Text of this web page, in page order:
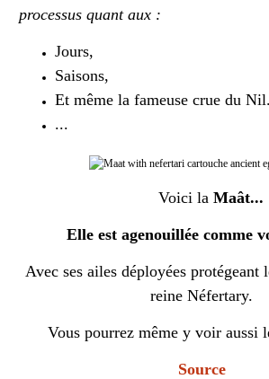
processus quant aux :
Jours,
Saisons,
Et même la fameusecrue du Nil.
...
Voici la Maât...
Elle est agenouillée comme
Avec ses ailes déployées protégeant
reine Néfertary.
Vous pourrez même y voir aussi
Source